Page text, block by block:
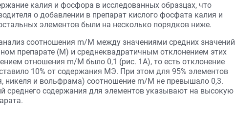
калия и фосфора в исследованных образцах, что
о добавлении в препарат кислого фосфата калия и
элементов были на несколько порядков ниже.
соотношения m/M между значениями средних значений
препарате (M) и среднеквадратичным отклонением этих
отношения m/M было 0,1 (рис. 1А), то есть отклонение
10% от содержания МЭ. При этом для 95% элементов
никеля и вольфрама) соотношение m/M не превышало 0,3.
среднего содержания для элементов указывают на высокую